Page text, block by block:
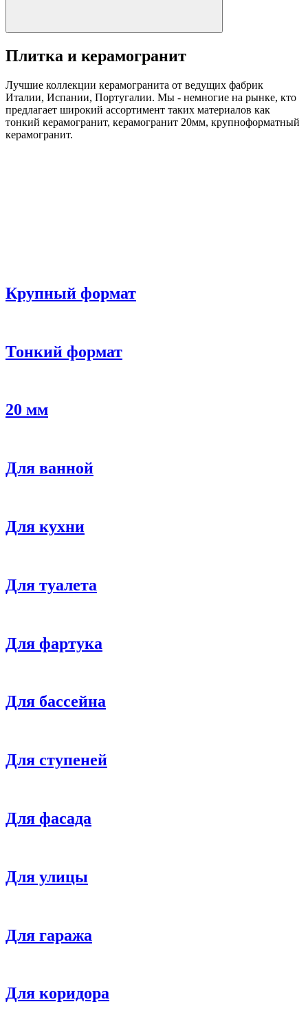
Плитка и керамогранит
Лучшие коллекции керамогранита от ведущих фабрик
Италии, Испании, Португалии. Мы - немногие на рынке, кто
предлагает широкий ассортимент таких материалов как
тонкий керамогранит, керамогранит 20мм, крупноформатный
керамогранит.
Крупный формат
Тонкий формат
20 мм
Для ванной
Для кухни
Для туалета
Для фартука
Для бассейна
Для ступеней
Для фасада
Для улицы
Для гаража
Для коридора